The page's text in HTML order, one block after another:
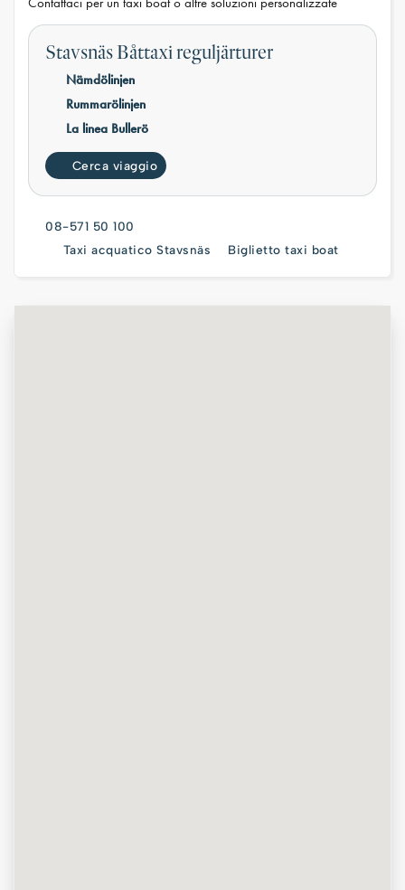
Stavsnäs Båttaxi reguljärturer
Nämdölinjen
Rummarölinjen
La linea Bullerö
Cerca viaggio
08-571 50 100
Taxi acquatico Stavsnäs
Biglietto taxi boat